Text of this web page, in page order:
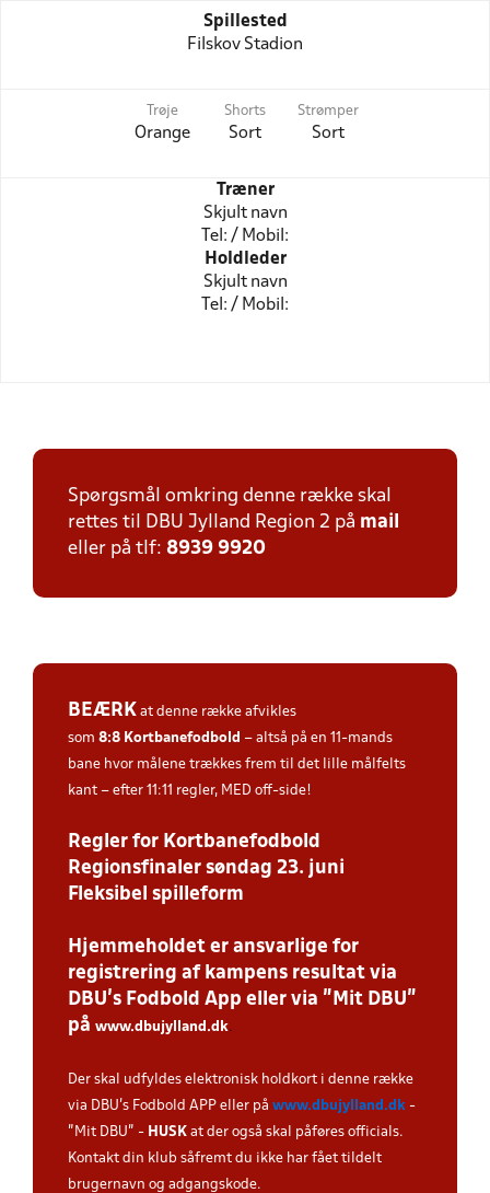
Spillested
Filskov Stadion
Trøje
Orange
Shorts
Sort
Strømper
Sort
Træner
Skjult navn
Tel: / Mobil:
Holdleder
Skjult navn
Tel: / Mobil:
Spørgsmål omkring denne række skal
rettes til DBU Jylland Region 2 på mail
eller på tlf: 8939 9920
BEÆRK at denne række afvikles
som 8:8 Kortbanefodbold – altså på en 11-mands
bane hvor målene trækkes frem til det lille målfelts
kant – efter 11:11 regler, MED off-side!
Regler for Kortbanefodbold
Regionsfinaler søndag 23. juni
Fleksibel spilleform
Hjemmeholdet er ansvarlige for
registrering af kampens resultat via
DBU’s Fodbold App eller via ”Mit DBU”
på www.dbujylland.dk.
Der skal udfyldes elektronisk holdkort i denne række
via DBU's Fodbold APP eller på www.dbujylland.dk -
"Mit DBU" - HUSK at der også skal påføres officials.
Kontakt din klub såfremt du ikke har fået tildelt
brugernavn og adgangskode.